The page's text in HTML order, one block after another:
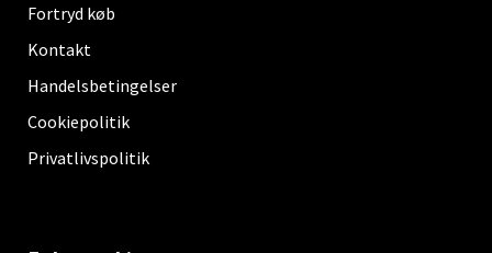
Fortryd køb
Kontakt
Handelsbetingelser
Cookiepolitik
Privatlivspolitik